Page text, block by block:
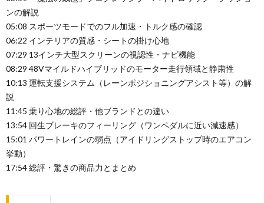
ンの解説
05:08 スポーツモードでのフル加速・トルク感の確認
06:22 インテリアの質感・シートの掛け心地
07:29 13インチ大型スクリーンの視認性・ナビ機能
08:29 48Vマイルドハイブリッドのモーター走行領域と静粛性
10:13 運転支援システム（レーンポジショニングアシスト等）の解
説
11:45 乗り心地の総評・他ブランドとの違い
13:54 回生ブレーキのフィーリング（ワンペダルに近い減速感）
15:01 パワートレインの弱点（アイドリングストップ時のエアコン
挙動）
17:54 総評・驚きの商品力とまとめ